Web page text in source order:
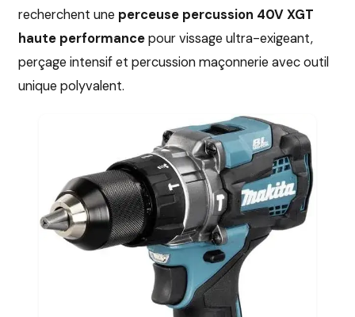
recherchent une perceuse percussion 40V XGT
haute performancepour vissage ultra-exigeant,
perçage intensif et percussion maçonnerie avec outil
unique polyvalent.